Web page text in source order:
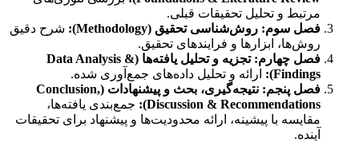
مرتبط و تحلیل تحقیقات قبلی.
فصل سوم: روش‌شناسی تحقیق (Methodology):
شرح دقیق
روش‌ها، ابزارها و فرایندهای تحقیق.
فصل چهارم: تجزیه و تحلیل یافته‌ها (Data Analysis &
Findings):
ارائه و تحلیل داده‌های جمع‌آوری شده.
فصل پنجم: نتیجه‌گیری، بحث و پیشنهادات (Conclusion,
Discussion & Recommendations):
جمع‌بندی یافته‌ها،
مقایسه با پیشینه، ارائه محدودیت‌ها و پیشنهاد برای تحقیقات
آینده.